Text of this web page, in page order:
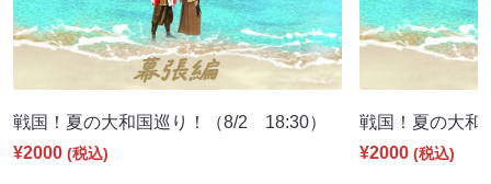
戦国！夏の大和国巡り！（8/2 18:30）
¥2000 (税込)
戦国！夏の大
¥2000 (税込)